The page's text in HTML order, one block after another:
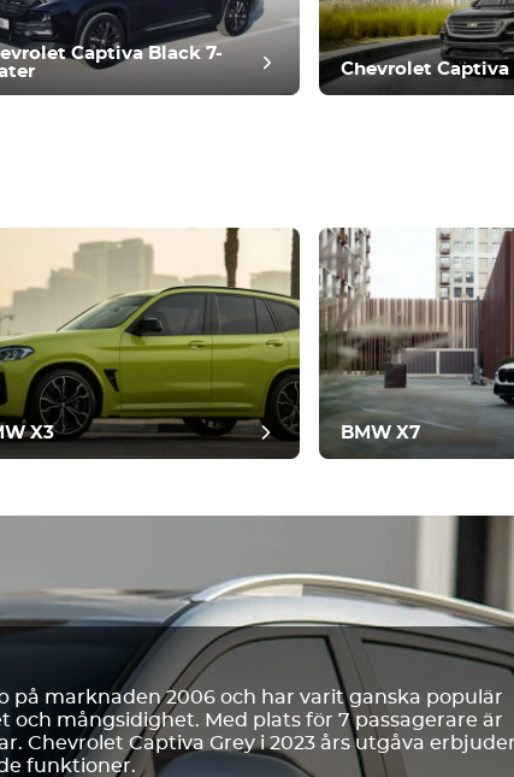
Captiva Black 7-
Chevrolet Captiva
X3 BMW X7
på marknaden 2006 och har varit ganska populär
mångsidighet. Med plats för 7 passagerare är
Chevrolet Captiva Grey i 2023 års utgåva erbjuder
funktioner.